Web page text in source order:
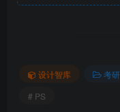
设计智库
考
# PS